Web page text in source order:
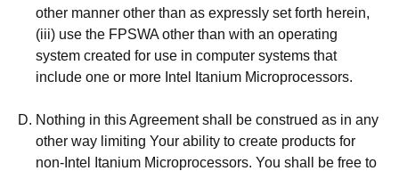
other manner other than as expressly set forth herein,
(iii) use the FPSWA other than with an operating
system created for use in computer systems that
include one or more Intel Itanium Microprocessors.
Nothing in this Agreement shall be construed as in any
other way limiting Your ability to create products for
non-Intel Itanium Microprocessors. You shall be free to